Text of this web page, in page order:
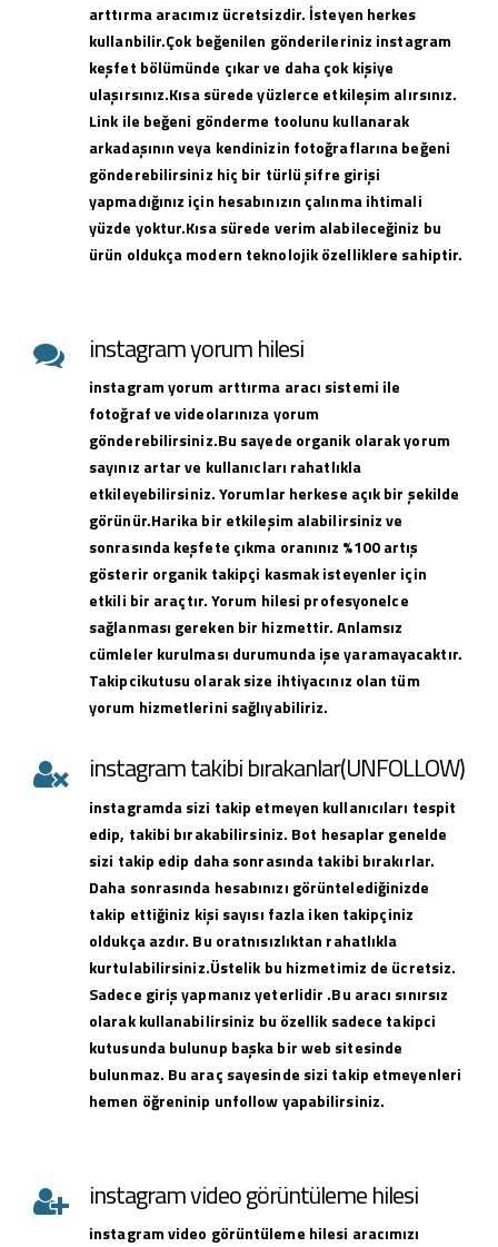
arttırma aracımız ücretsizdir. İsteyen herkes
kullanbilir.Çok beğenilen gönderileriniz instagram
keşfet bölümünde çıkar ve daha çok kişiye
ulaşırsınız.Kısa sürede yüzlerce etkileşim alırsınız.
Link ile beğeni gönderme toolunu kullanarak
arkadaşının veya kendinizin fotoğraflarına beğeni
gönderebilirsiniz hiç bir türlü şifre girişi
yapmadığınız için hesabınızın çalınma ihtimali
yüzde yoktur.Kısa sürede verim alabileceğiniz bu
ürün oldukça modern teknolojik özelliklere sahiptir.
instagram yorum hilesi
instagram yorum arttırma aracı sistemi ile
fotoğraf ve videolarınıza yorum
gönderebilirsiniz.Bu sayede organik olarak yorum
sayınız artar ve kullanıcları rahatlıkla
etkileyebilirsiniz. Yorumlar herkese açık bir şekilde
görünür.Harika bir etkileşim alabilirsiniz ve
sonrasında keşfete çıkma oranınız %100 artış
gösterir organik takipçi kasmak isteyenler için
etkili bir araçtır. Yorum hilesi profesyonelce
sağlanması gereken bir hizmettir. Anlamsız
cümleler kurulması durumunda işe yaramayacaktır.
Takipcikutusu olarak size ihtiyacınız olan tüm
yorum hizmetlerini sağlıyabiliriz.
instagram takibi bırakanlar(UNFOLLOW)
instagramda sizi takip etmeyen kullanıcıları tespit
edip, takibi bırakabilirsiniz. Bot hesaplar genelde
sizi takip edip daha sonrasında takibi bırakırlar.
Daha sonrasında hesabınızı görüntelediğinizde
takip ettiğiniz kişi sayısı fazla iken takipçiniz
oldukça azdır. Bu oratnısızlıktan rahatlıkla
kurtulabilirsiniz.Üstelik bu hizmetimiz de ücretsiz.
Sadece giriş yapmanız yeterlidir .Bu aracı sınırsız
olarak kullanabilirsiniz bu özellik sadece takipci
kutusunda bulunup başka bir web sitesinde
bulunmaz. Bu araç sayesinde sizi takip etmeyenleri
hemen öğreninip unfollow yapabilirsiniz.
instagram video görüntüleme hilesi
instagramvideo görüntüleme hilesi aracımızı